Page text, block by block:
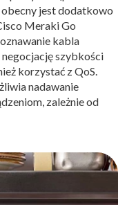
jest dodatkowo
Meraki Go
kabla
szybkości
korzystać z QoS.
nadawanie
zależnie od